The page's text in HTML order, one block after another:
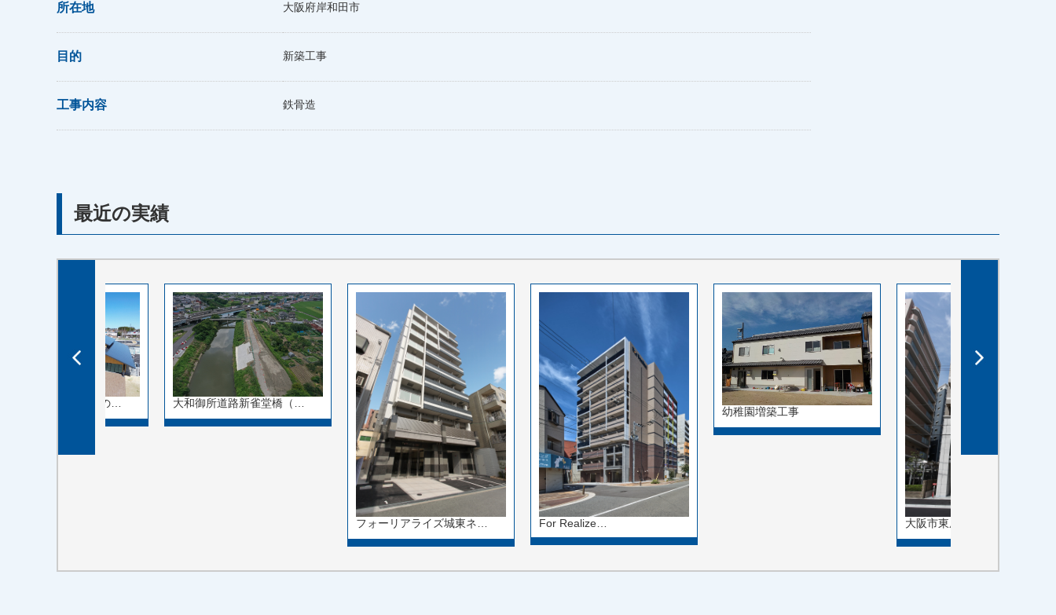
所在地 大阪府岸和田市
目的 新築工事
工事内容 鉄骨造
最近の実績
県奈良市中町「道の… 大和御所道路新雀堂橋（…
フォーリアライズ城東ネ… For Realize…
幼稚園増築工事
大阪市東成区東小橋１丁…